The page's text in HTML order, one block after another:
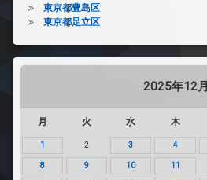
東京都豊島区
東京都足立区
2025年12月
月 火 水 木
1 2 3 4
8 9 10 11